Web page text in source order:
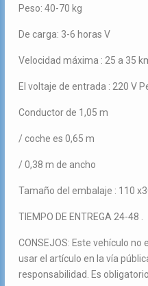
Peso: 40-70 kg
De carga: 3-6 horas V
Velocidad máxima : 25 a 35
El voltaje de entrada : 220 V
Conductor de 1,05 m
/ coche es 0,65 m
/ 0,38 m de ancho
Tamaño del embalaje : 110
TIEMPO DE ENTREGA 24-48 .
CONSEJOS: Este vehículo
usar el artículo en la vía
responsabilidad. Es